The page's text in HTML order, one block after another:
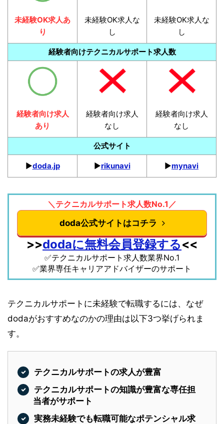
未経験OK求人あ
り
未経験OK求人な
し
未経験OK求人な
し
経験者向けテクニカルサポート求人数
経験者向け求人
あり
経験者向け求人
なし
経験者向け求人
なし
公式サイト
▶︎doda.jp ▶︎rikunavi ▶︎mynavi
＼テクニカルサポート求人数No.1／
doda公式サイトはコチラ
>>dodaに無料会員登録する<<
✅テクニカルサポート求人数業界No.1
✅業界専任キャリアアドバイザーのサポート
テクニカルサポートに未経験で転職するには、なぜ
dodaがおすすめなのかの理由は以下3つ挙げられま
す。
テクニカルサポートの求人が豊富
テクニカルサポートの知識が豊富な専任担
当者がサポート
実務未経験でも転職可能なポテンシャル求